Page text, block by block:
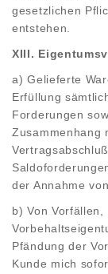
gesetzlichen
entstehen.
XIII.
a) Gelieferte
Erfüllung
Forderungen
Zusammenhang
der Annahme
b) Von
Pfändung der
Kunde mich